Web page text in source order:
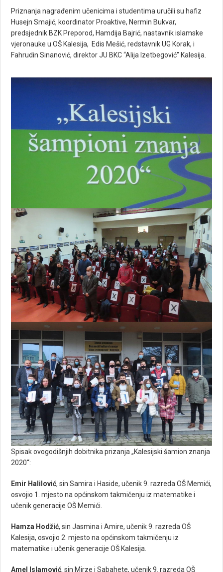
Priznanja nagrađenim učenicima i studentima uručili su hafiz
Husejn Smajić, koordinator Proaktive, Nermin Bukvar,
predsjednik BZK Preporod, Hamdija Bajrić, nastavnik islamske
vjeronauke u OŠ Kalesija, Edis Mešić, redstavnik UG Korak, i
Fahrudin Sinanović, direktor JU BKC “Alija Izetbegović” Kalesija.
Spisak ovogodišnjih dobitnika prizanja „Kalesijski šamion znanja
2020“:
Emir Halilović, sin Samira i Haside, učenik 9. razreda OŠ Memići,
osvojio 1. mjesto na općinskom takmičenju iz matematike i
učenik generacije OŠ Memići.
Hamza Hodžić, sin Jasmina i Amire, učenik 9. razreda OŠ
Kalesija, osvojio 2. mjesto na općinskom takmičenju iz
matematike i učenik generacije OŠ Kalesija.
Amel Islamović, sin Mirze i Sabahete, učenik 9. razreda OŠ